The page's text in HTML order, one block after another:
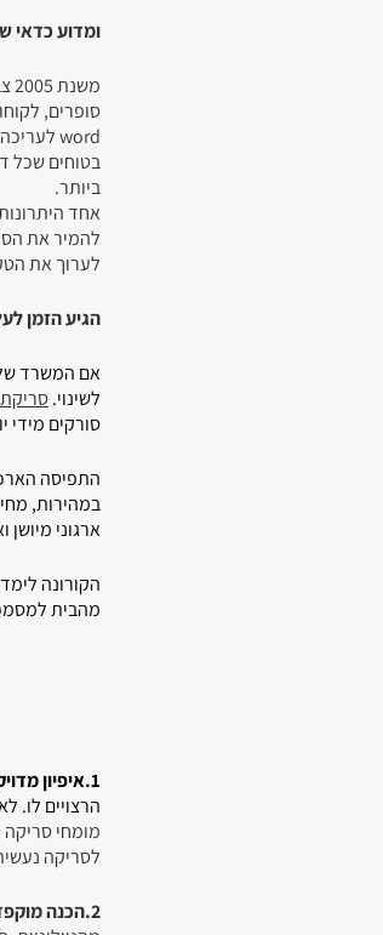
ומדוע כדאי
בטוחים שכל
ביותר.
אחד
לערוך את
הגיע הזמן
אם המשרד
לשינוי.
סורקים
התפיסה
במהירות,
ארגוני
הקורונה
מהבית
1.איפיון מדויק
הרצויים לו.
מומחי
לסריקה
2.הכנה מוקפדת של הניירת לסריקה